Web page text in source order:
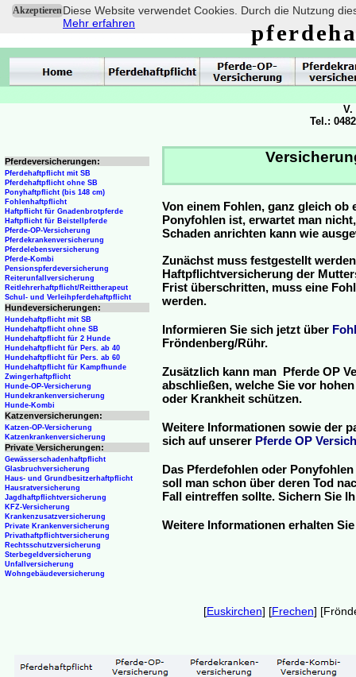
AkzeptierenDiese Website verwendet Cookies. Durch die Nutzung
Mehr erfahren
Von einem Fohlen, ganz gleich ob
Ponyfohlen ist, erwartet man
Schaden anrichten kann wie
Zunächst muss festgestellt
Haftpflichtversicherung der
Frist überschritten, muss eine
werden.
Informieren Sie sich jetzt über
Fröndenberg/Rühr.
Zusätzlich kann man Pferde OP
abschließen, welche Sie vor
oder Krankheit schützen.
Weitere Informationen sowie der
sich auf unserer Pferde OP
Das Pferdefohlen oder
soll man schon über deren Tod
Fall eintreffen sollte. Sichern Sie
Weitere Informationen erhalten
Pferdeversicherungen:
Pferdehaftpflicht mit SB
Pferdehaftpflicht ohne SB
Ponyhaftpflicht (bis 148 cm)
Fohlenhaftpflicht
Haftpflicht für Gnadenbrotpferde
Haftpflicht für Beistellpferde
Pferde-OP-Versicherung
Pferdekrankenversicherung
Pferdelebensversicherung
Pferde-Kombi
Pensionspferdeversicherung
Reiterunfallversicherung
Reitlehrerhaftpflicht/Reittherapeut
Schul- und Verleihpferdehaftpflicht
Hundeversicherungen:
Hundehaftpflicht mit SB
Hundehaftpflicht ohne SB
Hundehaftpflicht für 2 Hunde
Hundehaftpflicht für Pers. ab 40
Hundehaftpflicht für Pers. ab 60
Hundehaftpflicht für Kampfhunde
Zwingerhaftpflicht
Hunde-OP-Versicherung
Hundekrankenversicherung
Hunde-Kombi
Katzenversicherungen:
Katzen-OP-Versicherung
Katzenkrankenversicherung
Private Versicherungen:
Gewässerschadenhaftpflicht
Glasbruchversicherung
Haus- und Grundbesitzerhaftpflicht
Hausratversicherung
Jagdhaftpflichtversicherung
KFZ-Versicherung
Krankenzusatzversicherung
Private Krankenversicherung
Privathaftpflichtversicherung
Rechtsschutzversicherung
Sterbegeldversicherung
Unfallversicherung
Wohngebäudeversicherung
V.
Tel.:
[Euskirchen] [Frechen]